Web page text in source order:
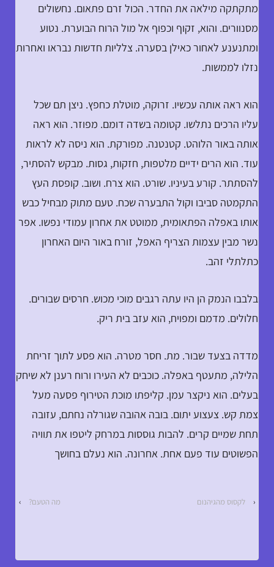
מתקתקה מילאה את החדר. הכול זרם פתאום. נחשולים
מסנוורים. והוא, זקוף וכפוף אל מול הרוח הבוערת. נטוע
ומתנענע לאחור כאילן בסערה. צלליות חדשות נבראו ואחרות
נזלו לממשות.
הוא ראה אותה עכשיו. זרוקה, מוטלת כחפץ. ניצן תם שכל
עליו הרכים נתלשו. קטומה בשדה דומם. מפוזר. הוא ראה
אותה באור הלוהט. קטנטנה. מפורקת. הוא ניסה לא לראות
עוד. הוא הרים ידיים מלטפות, חזקות, גסות. מבקש להסתיר,
להסתתר. קורע בעיניו. שורט. הוא צרח. ושוב. קופסת העץ
התקמטה סביבו וקול התבערה שכח. טעם מתוק מבחיל כבש
אותו באפלה הפתאומית, ממוטט את אחרון עמודי נפשו. אפר
נשר מבין עצמות הצריף האפל, זורח באור היום האחרון
כתלתלי זהב.
בלבבו הנמק הן היו עתה רגבים מוכי מכוש. חרסים שבורים.
חלולים. מדמם ומפויח, הוא עזב בית ריק.
מדדה בצעד שבור. מת. חסר מטרה. הוא פסע לתוך זריחת
הלילה, מתעטף באפלה. כוכבים לא העירו ורוח רענן לא שיחק
בעלים. הוא ניקצר עמן. קליפתו מוכת הטירוף פסעה מעל
צמת קש. צעצוע יתום. בובה אהובה שגורלה נחתם, עזובה
תחת שמיים קרים. להבות גוססות במרחק ליטפו את תוויה
הפשוטים עוד פעם אחת. אחרונה. הוא נעלם בחושך
‹ לקסוס מהגיהנום מה הטעם? ›